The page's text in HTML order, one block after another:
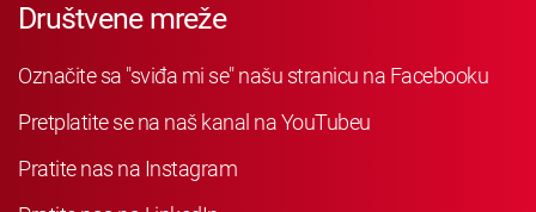
Društvene mreže
Označite sa "sviđa mi se" našu stranicu na Facebooku
Pretplatite se na naš kanal na YouTubeu
Pratite nas na Instagram